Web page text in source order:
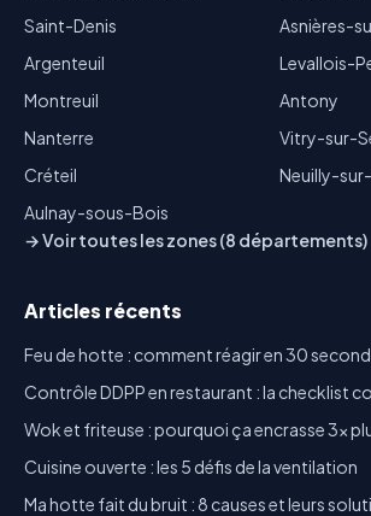
Saint-Denis
Argenteuil
Montreuil
Nanterre
Créteil
Aulnay-sous-Bois
Asnières-
Levallois-
Antony
Vitry-sur-
Neuilly-
→ Voir toutes les zones (8 départements)
Articles récents
Feu de hotte : comment réagir en 30
Contrôle DDPP en restaurant : la checklist
Wok et friteuse : pourquoi ça encrasse 3x
Cuisine ouverte : les 5 défis de la ventilation
Ma hotte fait du bruit : 8 causes et leurs